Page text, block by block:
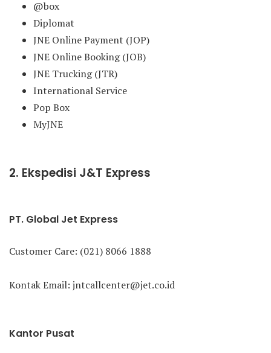
@box
Diplomat
JNE Online Payment (JOP)
JNE Online Booking (JOB)
JNE Trucking (JTR)
International Service
Pop Box
MyJNE
2. Ekspedisi J&T Express
PT. Global Jet Express
Customer Care: (021) 8066 1888
Kontak Email: jntcallcenter@jet.co.id
Kantor Pusat